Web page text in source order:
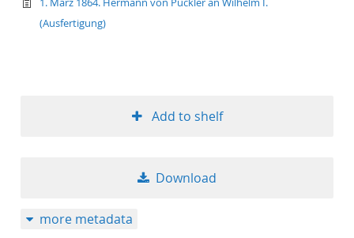
(Ausfertigung)
Add to shelf
Download
more metadata